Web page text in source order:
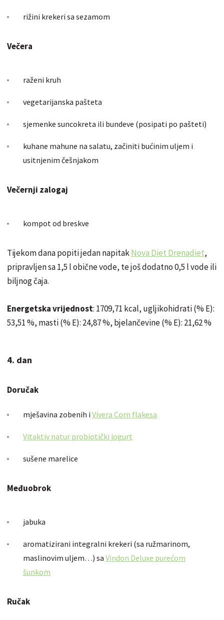
rižini krekeri sa sezamom
Večera
raženi kruh
vegetarijanska pašteta
sjemenke suncokreta ili bundeve (posipati po pašteti)
kuhane mahune na salatu, začiniti bućinim uljem i
usitnjenim češnjakom
Večernji zalogaj
kompot od breskve
Tijekom dana popiti jedan napitakNova Diet Drenadiet,
pripravljen sa 1,5 l obične vode, te još dodatno 0,5 l vode ili
biljnog čaja.
Energetska vrijednost: 1709,71 kcal, ugljikohidrati (% E):
53,51 %, masti (% E): 24,87 %, bjelančevine (% E): 21,62 %
4. dan
Doručak
mješavina zobenih i Vivera Corn flakesa
Vitaktiv natur probiotički jogurt
sušene marelice
Međuobrok
jabuka
aromatizirani integralni krekeri (sa ružmarinom,
maslinovim uljem…) sa Vindon Deluxe purećom
šunkom
Ručak